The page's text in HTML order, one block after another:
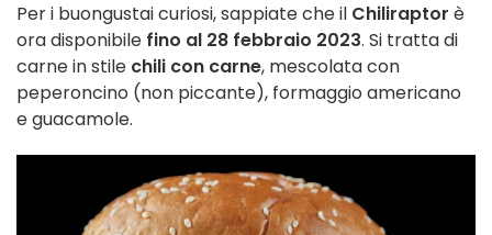
Per i buongustai curiosi, sappiate che il Chiliraptor è
ora disponibile fino al 28 febbraio 2023. Si tratta di
carne in stile chili con carne, mescolata con
peperoncino (non piccante), formaggio americano
e guacamole.